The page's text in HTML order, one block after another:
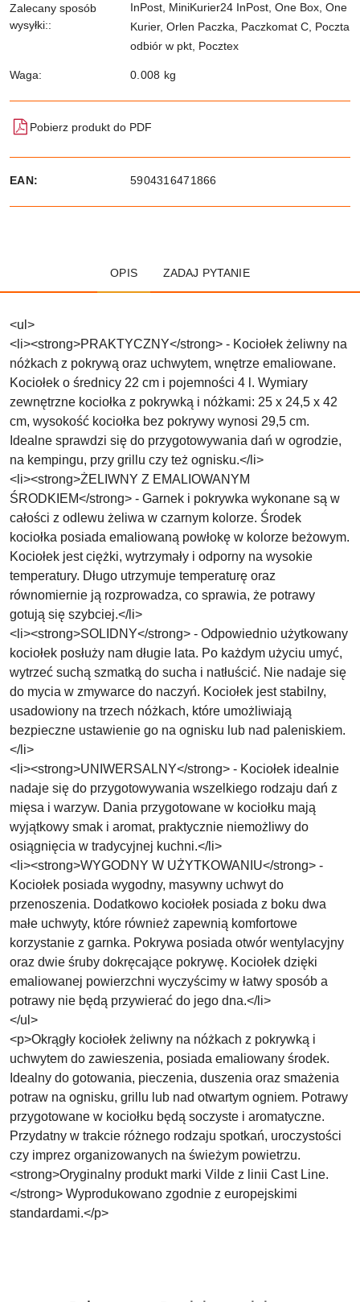
Zalecany sposób
wysyłki::
InPost, MiniKurier24 InPost, One Box, One
Kurier, Orlen Paczka, Paczkomat C, Poczta
odbiór w pkt, Pocztex
Waga: 0.008 kg
Pobierz produkt do PDF
EAN: 5904316471866
OPIS ZADAJ PYTANIE
<ul>
<li><strong>PRAKTYCZNY</strong> - Kociołek żeliwny na
nóżkach z pokrywą oraz uchwytem, wnętrze emaliowane.
Kociołek o średnicy 22 cm i pojemności 4 l. Wymiary
zewnętrzne kociołka z pokrywką i nóżkami: 25 x 24,5 x 42
cm, wysokość kociołka bez pokrywy wynosi 29,5 cm.
Idealne sprawdzi się do przygotowywania dań w ogrodzie,
na kempingu, przy grillu czy też ognisku.</li>
<li><strong>ŻELIWNY Z EMALIOWANYM
ŚRODKIEM</strong> - Garnek i pokrywka wykonane są w
całości z odlewu żeliwa w czarnym kolorze. Środek
kociołka posiada emaliowaną powłokę w kolorze beżowym.
Kociołek jest ciężki, wytrzymały i odporny na wysokie
temperatury. Długo utrzymuje temperaturę oraz
równomiernie ją rozprowadza, co sprawia, że potrawy
gotują się szybciej.</li>
<li><strong>SOLIDNY</strong> - Odpowiednio użytkowany
kociołek posłuży nam długie lata. Po każdym użyciu umyć,
wytrzeć suchą szmatką do sucha i natłuścić. Nie nadaje się
do mycia w zmywarce do naczyń. Kociołek jest stabilny,
usadowiony na trzech nóżkach, które umożliwiają
bezpieczne ustawienie go na ognisku lub nad paleniskiem.
</li>
<li><strong>UNIWERSALNY</strong> - Kociołek idealnie
nadaje się do przygotowywania wszelkiego rodzaju dań z
mięsa i warzyw. Dania przygotowane w kociołku mają
wyjątkowy smak i aromat, praktycznie niemożliwy do
osiągnięcia w tradycyjnej kuchni.</li>
<li><strong>WYGODNY W UŻYTKOWANIU</strong> -
Kociołek posiada wygodny, masywny uchwyt do
przenoszenia. Dodatkowo kociołek posiada z boku dwa
małe uchwyty, które również zapewnią komfortowe
korzystanie z garnka. Pokrywa posiada otwór wentylacyjny
oraz dwie śruby dokręcające pokrywę. Kociołek dzięki
emaliowanej powierzchni wyczyścimy w łatwy sposób a
potrawy nie będą przywierać do jego dna.</li>
</ul>
<p>Okrągły kociołek żeliwny na nóżkach z pokrywką i
uchwytem do zawieszenia, posiada emaliowany środek.
Idealny do gotowania, pieczenia, duszenia oraz smażenia
potraw na ognisku, grillu lub nad otwartym ogniem. Potrawy
przygotowane w kociołku będą soczyste i aromatyczne.
Przydatny w trakcie różnego rodzaju spotkań, uroczystości
czy imprez organizowanych na świeżym powietrzu.
<strong>Oryginalny produkt marki Vilde z linii Cast Line.
</strong> Wyprodukowano zgodnie z europejskimi
standardami.</p>